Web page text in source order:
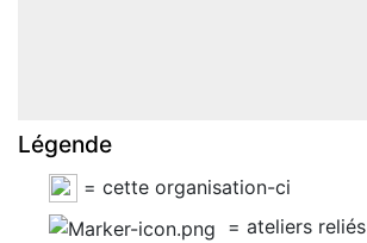
Légende
= cette organisation-ci
= ateliers reliés